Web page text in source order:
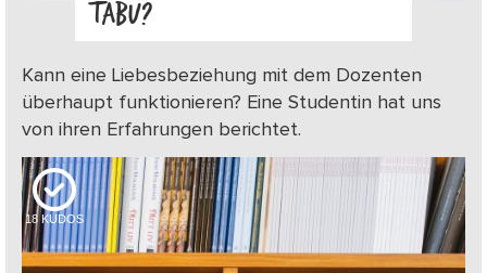
TABU?
Kann eine Liebesbeziehung mit dem Dozenten
überhaupt funktionieren? Eine Studentin hat uns
von ihren Erfahrungen berichtet.
18 KUDOS